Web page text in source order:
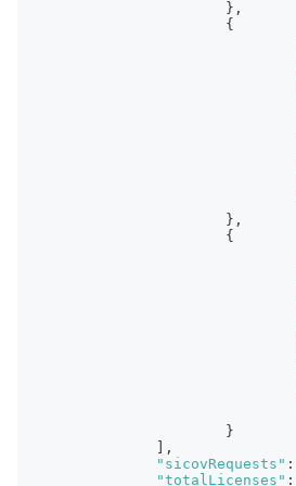
} ,
{
} ,
{
}
,
"sicovRequests" :
"totalLicenses" :